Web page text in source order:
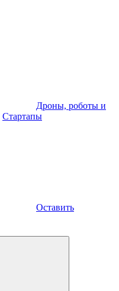
Дроны, роботы и
Стартапы
Оставить